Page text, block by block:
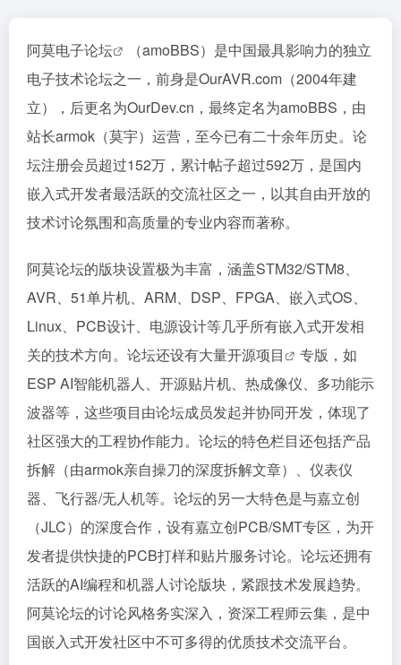
阿莫电子论坛
（amoBBS）是中国最具影响力的独立
电子技术论坛之一，前身是OurAVR.com（2004年建
立），后更名为OurDev.cn，最终定名为amoBBS，由
站长armok（莫宇）运营，至今已有二十余年历史。论
坛注册会员超过152万，累计帖子超过592万，是国内
嵌入式开发者最活跃的交流社区之一，以其自由开放的
技术讨论氛围和高质量的专业内容而著称。
阿莫论坛的版块设置极为丰富，涵盖STM32/STM8、
AVR、51单片机、ARM、DSP、FPGA、嵌入式OS、
Linux、PCB设计、电源设计等几乎所有嵌入式开发相
关的技术方向。论坛还设有大量开源项目
专版，如
ESP AI智能机器人、开源贴片机、热成像仪、多功能示
波器等，这些项目由论坛成员发起并协同开发，体现了
社区强大的工程协作能力。论坛的特色栏目还包括产品
拆解（由armok亲自操刀的深度拆解文章）、仪表仪
器、飞行器/无人机等。论坛的另一大特色是与嘉立创
（JLC）的深度合作，设有嘉立创PCB/SMT专区，为开
发者提供快捷的PCB打样和贴片服务讨论。论坛还拥有
活跃的AI编程和机器人讨论版块，紧跟技术发展趋势。
阿莫论坛的讨论风格务实深入，资深工程师云集，是中
国嵌入式开发社区中不可多得的优质技术交流平台。